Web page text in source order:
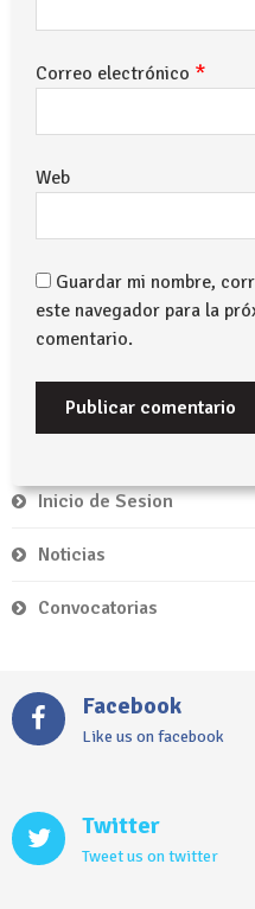
Correo electrónico *
Web
Guardar mi nombre,
este navegador para la
comentario.
Inicio de Sesion
Noticias
Convocatorias
Facebook
Like us on facebook
Twitter
Tweet us on twitter